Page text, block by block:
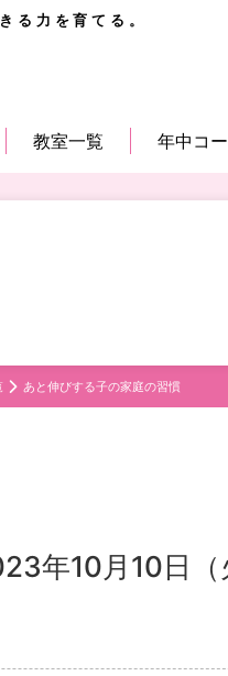
る力を育てる。
教室一覧 年中コ
あと伸びする子の家庭の習慣
年10月10日